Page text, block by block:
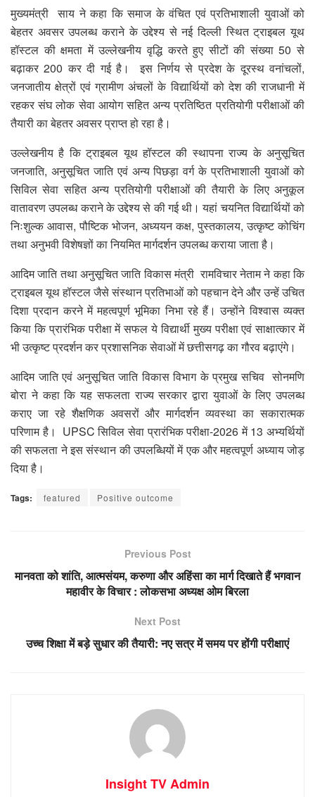
मुख्यमंत्री साय ने कहा कि समाज के वंचित एवं प्रतिभाशाली युवाओं को
बेहतर अवसर उपलब्ध कराने के उद्देश्य से नई दिल्ली स्थित ट्राइबल यूथ
हॉस्टल की क्षमता में उल्लेखनीय वृद्धि करते हुए सीटों की संख्या 50 से
बढ़ाकर 200 कर दी गई है। इस निर्णय से प्रदेश के दूरस्थ वनांचलों,
जनजातीय क्षेत्रों एवं ग्रामीण अंचलों के विद्यार्थियों को देश की राजधानी में
रहकर संघ लोक सेवा आयोग सहित अन्य प्रतिष्ठित प्रतियोगी परीक्षाओं की
तैयारी का बेहतर अवसर प्राप्त हो रहा है।
उल्लेखनीय है कि ट्राइबल यूथ हॉस्टल की स्थापना राज्य के अनुसूचित
जनजाति, अनुसूचित जाति एवं अन्य पिछड़ा वर्ग के प्रतिभाशाली युवाओं को
सिविल सेवा सहित अन्य प्रतियोगी परीक्षाओं की तैयारी के लिए अनुकूल
वातावरण उपलब्ध कराने के उद्देश्य से की गई थी। यहां चयनित विद्यार्थियों को
निःशुल्क आवास, पौष्टिक भोजन, अध्ययन कक्ष, पुस्तकालय, उत्कृष्ट कोचिंग
तथा अनुभवी विशेषज्ञों का नियमित मार्गदर्शन उपलब्ध कराया जाता है।
आदिम जाति तथा अनुसूचित जाति विकास मंत्री रामविचार नेताम ने कहा कि
ट्राइबल यूथ हॉस्टल जैसे संस्थान प्रतिभाओं को पहचान देने और उन्हें उचित
दिशा प्रदान करने में महत्वपूर्ण भूमिका निभा रहे हैं। उन्होंने विश्वास व्यक्त
किया कि प्रारंभिक परीक्षा में सफल ये विद्यार्थी मुख्य परीक्षा एवं साक्षात्कार में
भी उत्कृष्ट प्रदर्शन कर प्रशासनिक सेवाओं में छत्तीसगढ़ का गौरव बढ़ाएंगे।
आदिम जाति एवं अनुसूचित जाति विकास विभाग के प्रमुख सचिव सोनमणि
बोरा ने कहा कि यह सफलता राज्य सरकार द्वारा युवाओं के लिए उपलब्ध
कराए जा रहे शैक्षणिक अवसरों और मार्गदर्शन व्यवस्था का सकारात्मक
परिणाम है। UPSC सिविल सेवा प्रारंभिक परीक्षा-2026 में 13 अभ्यर्थियों
की सफलता ने इस संस्थान की उपलब्धियों में एक और महत्वपूर्ण अध्याय जोड़
दिया है।
Tags: featured Positive outcome
Previous Post
मानवता को शांति, आत्मसंयम, करुणा और अहिंसा का मार्ग दिखाते हैं भगवान
महावीर के विचार : लोकसभा अध्यक्ष ओम बिरला
Next Post
​उच्च शिक्षा में बड़े सुधार की तैयारी: नए सत्र में समय पर होंगी परीक्षाएं
Insight TV Admin